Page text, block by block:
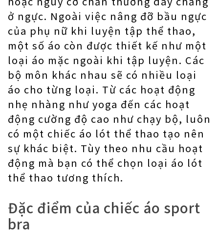
ở ngực. Ngoài việc nâng đỡ bầu ngực
của phụ nữ khi luyện tập thể thao,
một số áo còn được thiết kế như một
loại áo mặc ngoài khi tập luyện. Các
bộ môn khác nhau sẽ có nhiều loại
áo cho từng loại. Từ các hoạt động
nhẹ nhàng như yoga đến các hoạt
động cường độ cao như chạy bộ, luôn
có một chiếc áo lót thể thao tạo nên
sự khác biệt. Tùy theo nhu cầu hoạt
động mà bạn có thể chọn loại áo lót
thể thao tương thích.
Đặc điểm của chiếc áo sport
bra